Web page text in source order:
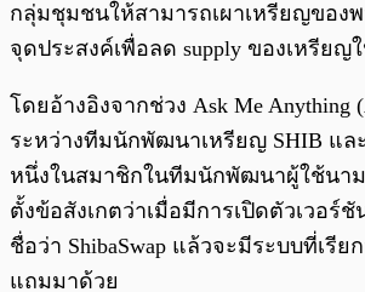
กลุ่มชุมชนให้สามารถเผาเหรียญของ
จุดประสงค์เพื่อลด supply ของเหรียญ
โดยอ้างอิงจากช่วง Ask Me Anything
ระหว่างทีมนักพัฒนาเหรียญ SHIB และ
หนึ่งในสมาชิกในทีมนักพัฒนาผู้ใช้นาม
ตั้งข้อสังเกตว่าเมื่อมีการเปิดตัวเวอร์
ชื่อว่า ShibaSwap แล้วจะมีระบบที่เรีย
แถมมาด้วย